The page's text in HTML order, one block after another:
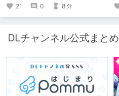
21
0 8 分
DLチャンネル公式まとめ